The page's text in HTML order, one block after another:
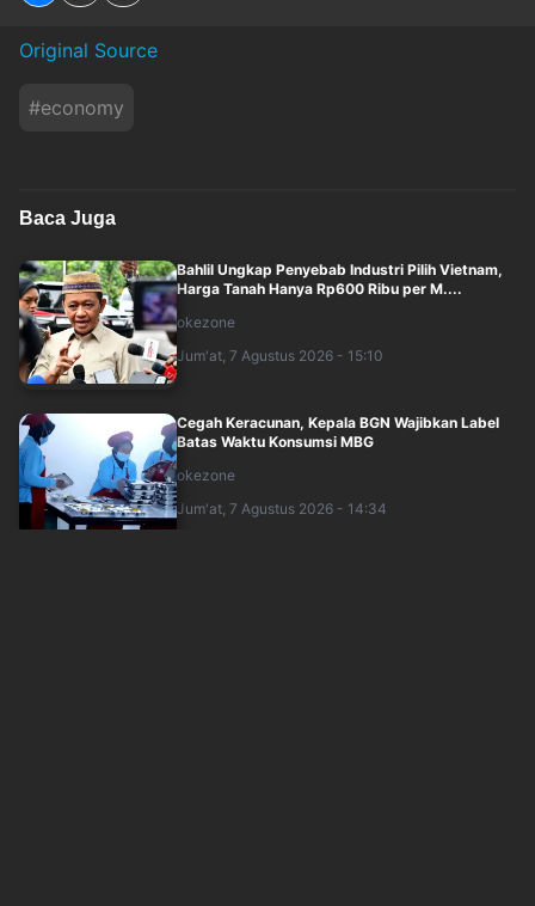
Original Source
#economy
Baca Juga
Bahlil Ungkap Penyebab Industri Pilih Vietnam,
Harga Tanah Hanya Rp600 Ribu per M....
okezone
Jum'at, 7 Agustus 2026 - 15:10
Cegah Keracunan, Kepala BGN Wajibkan Label
Batas Waktu Konsumsi MBG
okezone
Jum'at, 7 Agustus 2026 - 14:34